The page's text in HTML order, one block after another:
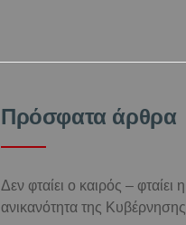
Πρόσφατα άρθρα
Δεν φταίει ο καιρός – φταίει η
ανικανότητα της Κυβέρνησης